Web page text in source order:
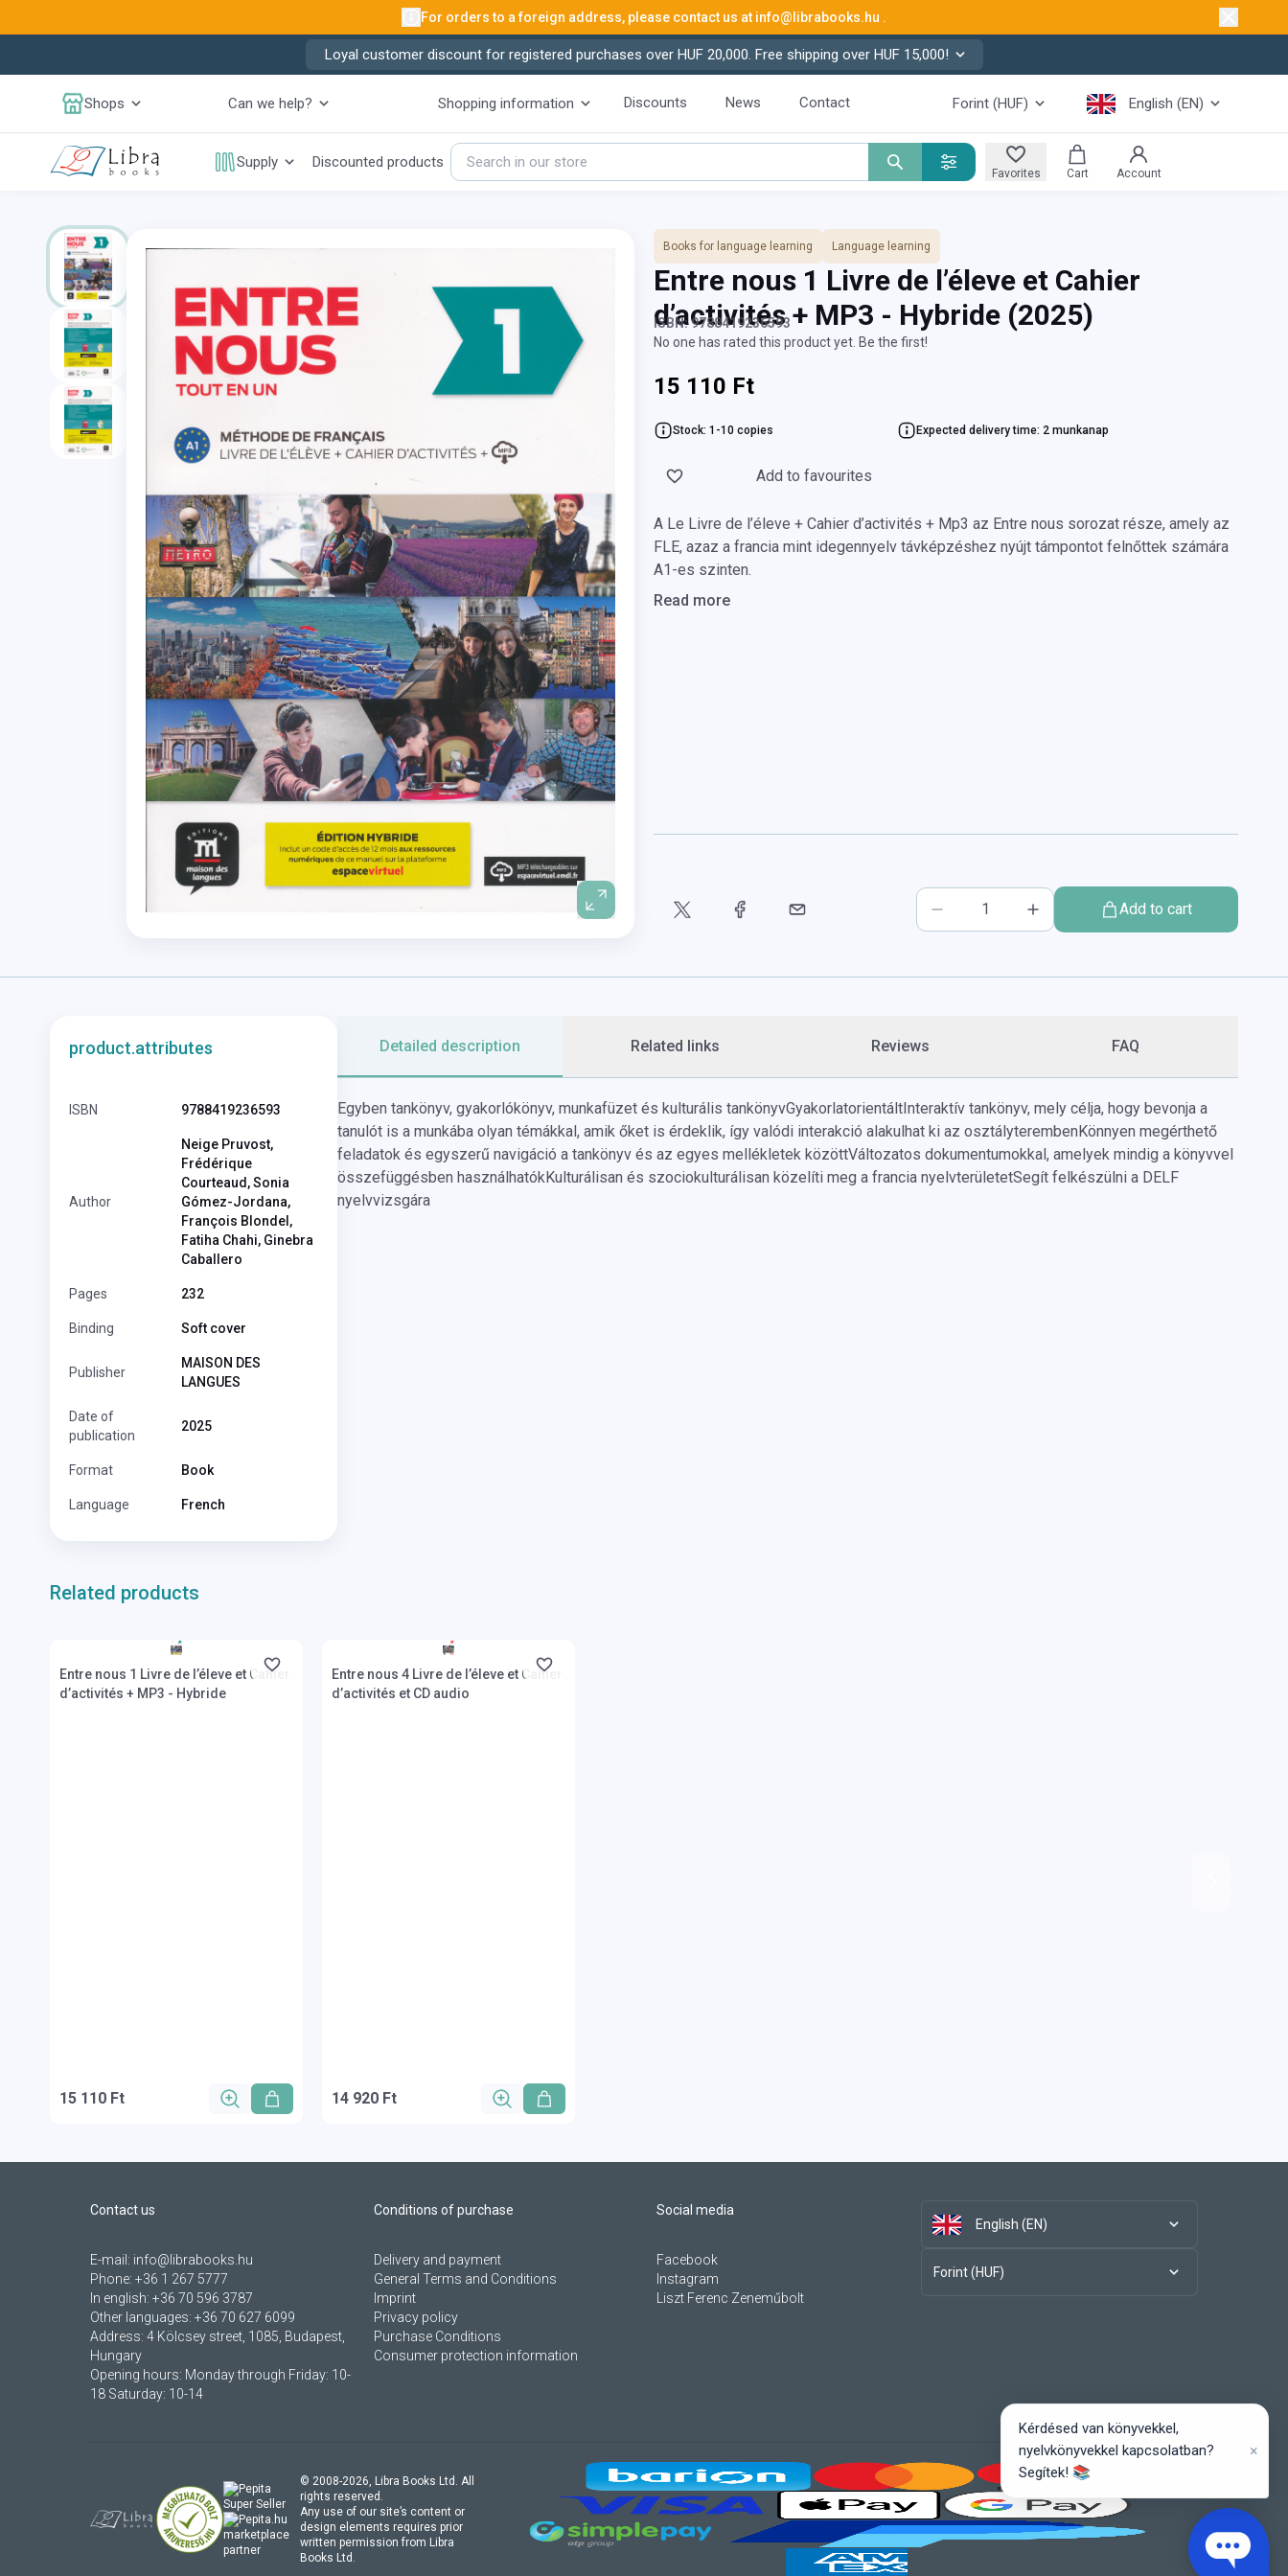
For orders to a foreign address, please contact us at info@librabooks.hu .
Loyal customer discount for registered purchases over HUF 20,000. Free shipping over HUF 15,000!
Shops Can we help? Shopping information Discounts News Contact Forint (HUF) English (EN)
Supply Discounted products
Favorites Cart Account
Books for language learning Language learning
Entre nous 1 Livre de l’éleve et Cahier
d’activités + MP3 - Hybride (2025)
ISBN: 9788419236593
No one has rated this product yet. Be the first!
15 110 Ft
Stock: 1-10 copies Expected delivery time: 2 munkanap
Add to favourites
A Le Livre de l’éleve + Cahier d’activités + Mp3 az Entre nous sorozat része, amely az
FLE, azaz a francia mint idegennyelv távképzéshez nyújt támpontot felnőttek számára
A1-es szinten.
Read more
Add to cart
product.attributes
ISBN 9788419236593
Author
Neige Pruvost,
Frédérique
Courteaud, Sonia
Gómez-Jordana,
François Blondel,
Fatiha Chahi, Ginebra
Caballero
Pages 232
Binding Soft cover
Publisher
MAISON DES
LANGUES
Date of
publication
2025
Format Book
Language French
Detailed description Related links Reviews FAQ
Egyben tankönyv, gyakorlókönyv, munkafüzet és kulturális tankönyvGyakorlatorientált Interaktív tankönyv, mely célja, hogy bevonja a
tanulót is a munkába olyan témákkal, amik őket is érdeklik, így valódi interakció alakulhat ki az osztályteremben Könnyen megérthető
feladatok és egyszerű navigáció a tankönyv és az egyes mellékletek közöttVáltozatos dokumentumokkal, amelyek mindig a könyvvel
összefüggésben használhatókKulturálisan és szociokulturálisan közelíti meg a francia nyelvterületetSegít felkészülni a DELF
nyelvvizsgára
Related products
Entre nous 1 Livre de l’éleve et Cahier
d’activités + MP3 - Hybride
15 110 Ft
Entre nous 4 Livre de l’éleve et Cahier
d’activités et CD audio
14 920 Ft
Contact us
E-mail: info@librabooks.hu
Phone: +36 1 267 5777
In english: +36 70 596 3787
Other languages: +36 70 627 6099
Address: 4 Kölcsey street, 1085, Budapest,
Hungary
Opening hours: Monday through Friday: 10-
18 Saturday: 10-14
Conditions of purchase
Delivery and payment
General Terms and Conditions
Imprint
Privacy policy
Purchase Conditions
Consumer protection information
Social media
Facebook
Instagram
Liszt Ferenc Zeneműbolt
English (EN)
Forint (HUF)
© 2008-2026, Libra Books Ltd. All
rights reserved.
Any use of our site’s content or
design elements requires prior
written permission from Libra
Books Ltd.
marketplace
partner
Kérdésed van könyvekkel,
nyelvkönyvekkel kapcsolatban?
Segítek! 📚
×